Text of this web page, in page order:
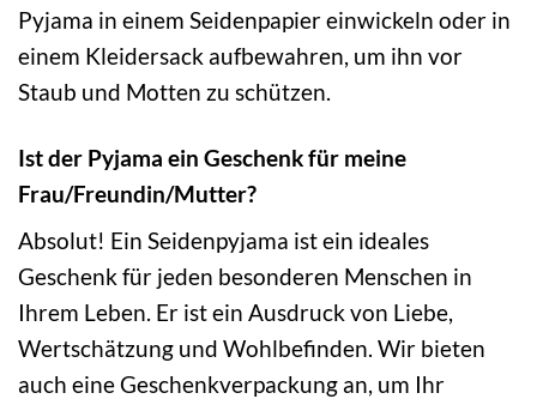
Pyjama in einem Seidenpapier einwickeln oder in
einem Kleidersack aufbewahren, um ihn vor
Staub und Motten zu schützen.
Ist der Pyjama ein Geschenk für meine
Frau/Freundin/Mutter?
Absolut! Ein Seidenpyjama ist ein ideales
Geschenk für jeden besonderen Menschen in
Ihrem Leben. Er ist ein Ausdruck von Liebe,
Wertschätzung und Wohlbefinden. Wir bieten
auch eine Geschenkverpackung an, um Ihr